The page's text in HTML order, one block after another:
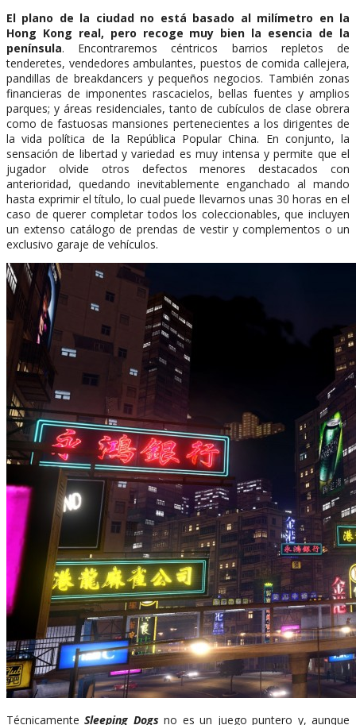
El plano de la ciudad no está basado al milímetro en la
Hong Kong real, pero recoge muy bien la esencia de la
península. Encontraremos céntricos barrios repletos de
tenderetes, vendedores ambulantes, puestos de comida callejera,
pandillas de breakdancers y pequeños negocios. También zonas
financieras de imponentes rascacielos, bellas fuentes y amplios
parques; y áreas residenciales, tanto de cubículos de clase obrera
como de fastuosas mansiones pertenecientes a los dirigentes de
la vida política de la República Popular China. En conjunto, la
sensación de libertad y variedad es muy intensa y permite que el
jugador olvide otros defectos menores destacados con
anterioridad, quedando inevitablemente enganchado al mando
hasta exprimir el título, lo cual puede llevarnos unas 30 horas en el
caso de querer completar todos los coleccionables, que incluyen
un extenso catálogo de prendas de vestir y complementos o un
exclusivo garaje de vehículos.
TécnicamenteSleeping Dogs no es un juego puntero y, aunque